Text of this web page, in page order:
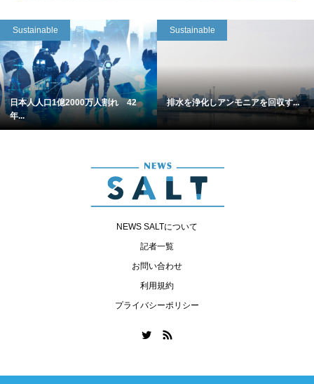
Sustainable
日本人人口1億2000万人割れ 42
年...
Sustainable
排水を浄化しアンモニアを回収す...
NEWS SALTについて
記者一覧
お問い合わせ
利用規約
プライバシーポリシー